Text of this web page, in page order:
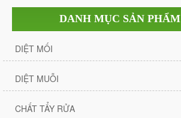
DANH MỤC SẢN PHẨM
DIỆT MỐI
DIỆT MUỖI
CHẤT TẨY RỬA